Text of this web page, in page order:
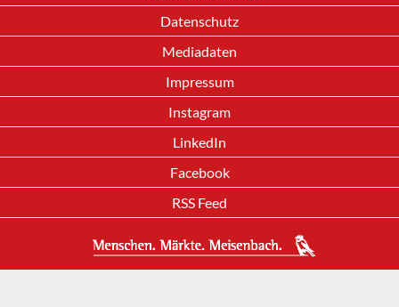
Datenschutz
Mediadaten
Impressum
Instagram
LinkedIn
Facebook
RSS Feed